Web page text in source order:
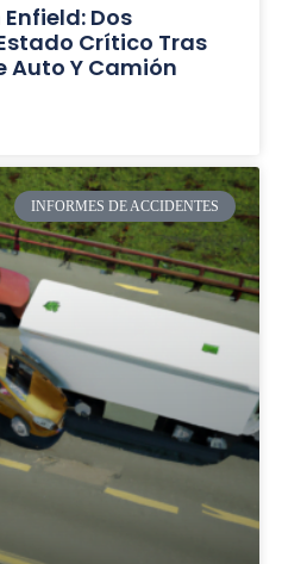
Dos
Crítico Tras
Auto Y Camión
INFORMES DE ACCIDENTES